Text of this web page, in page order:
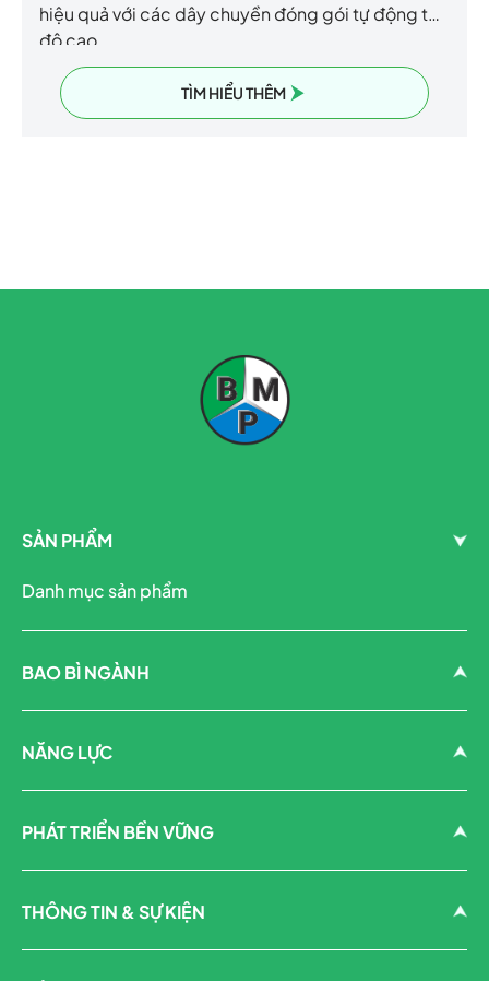
hiệu quả với các dây chuyền đóng gói tự động tốc
độ cao.
TÌM HIỂU THÊM
SẢN PHẨM
Danh mục sản phẩm
BAO BÌ NGÀNH
NĂNG LỰC
PHÁT TRIỂN BỀN VỮNG
THÔNG TIN & SỰ KIỆN